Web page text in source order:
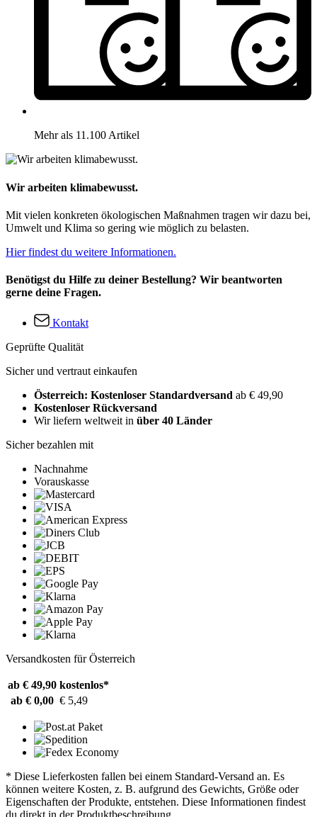
Mehr als 11.100 Artikel
Wir arbeiten klimabewusst.
Mit vielen konkreten ökologischen Maßnahmen tragen wir dazu bei,
Umwelt und Klima so gering wie möglich zu belasten.
Hier findest du weitere Informationen.
Benötigst du Hilfe zu deiner Bestellung? Wir beantworten
gerne deine Fragen.
Kontakt
Geprüfte Qualität
Sicher und vertraut einkaufen
Österreich: Kostenloser Standardversand ab € 49,90
Kostenloser Rückversand
Wir liefern weltweit in über 40 Länder
Sicher bezahlen mit
Nachnahme
Vorauskasse
Versandkosten für Österreich
ab € 49,90 kostenlos*
ab € 0,00 € 5,49
* Diese Lieferkosten fallen bei einem Standard-Versand an. Es
können weitere Kosten, z. B. aufgrund des Gewichts, Größe oder
Eigenschaften der Produkte, entstehen. Diese Informationen findest